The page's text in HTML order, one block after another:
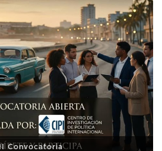
on Strategic Studies